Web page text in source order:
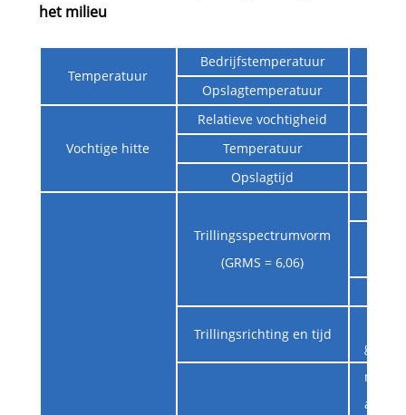
het milieu
Temperatuur
Bedrijfstemperatuur
Opslagtemperatuur
Vochtige hitte
Relatieve vochtigheid
Temperatuur
Opslagtijd
Trillingsspectrumvorm
(GRMS = 6,06)
Trillingsrichting en tijd
moet